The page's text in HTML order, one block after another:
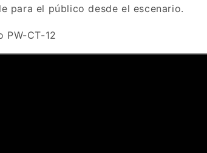
para el público desde el escenario.
PW-CT-12